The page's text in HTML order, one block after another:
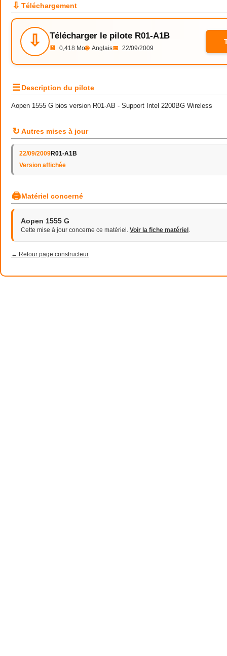
⇩ Téléchargement
⇩ Télécharger le pilote R01-A1B
💾 0,418 Mo🌐 Anglais📅 22/09/2009
☰Description du pilote
Aopen 1555 G bios version R01-AB - Support Intel 2200BG Wireless
↻ Autres mises à jour
22/09/2009R01-A1B
Version affichée
🖨Matériel concerné
Aopen 1555 G
Cette mise à jour concerne ce matériel. Voir la fiche matériel .
← Retour page constructeur